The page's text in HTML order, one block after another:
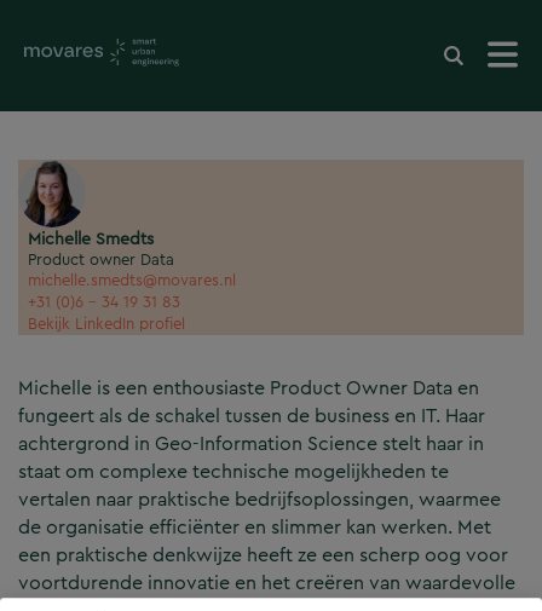
Michelle is een enthousiaste Product Owner Data en
fungeert als de schakel tussen de business en IT. Haar
achtergrond in Geo-Information Science stelt haar in
staat om complexe technische mogelijkheden te
vertalen naar praktische bedrijfsoplossingen, waarmee
de organisatie efficiënter en slimmer kan werken. Met
een praktische denkwijze heeft ze een scherp oog voor
voortdurende innovatie en het creëren van waardevolle
Michelle Smedts
Product owner Data
michelle.smedts@movares.nl
+31 (0)6 - 34 19 31 83
Bekijk LinkedIn profiel